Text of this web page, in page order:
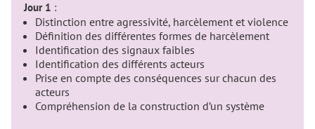
Jour 1 :
Distinction entre agressivité, harcèlement et violence
Définition des différentes formes de harcèlement
Identification des signaux faibles
Identification des différents acteurs
Prise en compte des conséquences sur chacun des
acteurs
Compréhension de la construction d’un système